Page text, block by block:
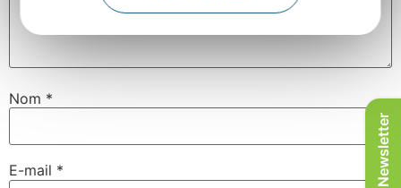
Nom *
E-mail * Newsletter